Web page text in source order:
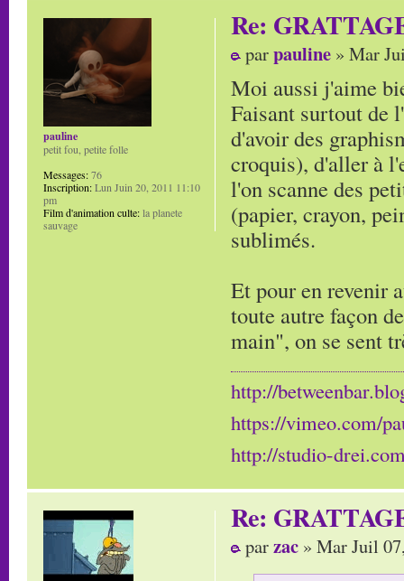
Re:
parpauline » Mar
Moi aussi j'aime
Faisant surtout de
d'avoir des
croquis), d'aller à
l'on scanne des
(papier, crayon,
sublimés.
Et pour en revenir
toute autre façon
main", on se sent
http://
https://vimeo.com/
http://studio-
pauline
petit fou, petite folle
Messages:76
Inscription:Lun Juin 20, 2011 11:10
pm
Film d'animation culte:la planete
sauvage
Re:
parzac » Mar Juil